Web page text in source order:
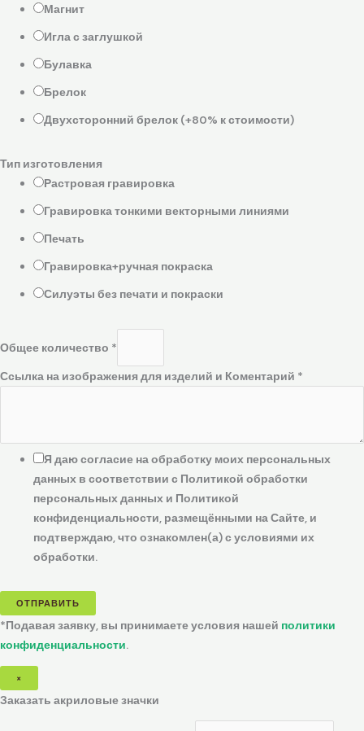
Магнит
Игла с заглушкой
Булавка
Брелок
Двухсторонний брелок (+80% к стоимости)
Тип изготовления
Растровая гравировка
Гравировка тонкими векторными линиями
Печать
Гравировка+ручная покраска
Силуэты без печати и покраски
Общее количество *
Ссылка на изображения для изделий и Коментарий *
Я даю согласие на обработку моих персональных
данных в соответствии с Политикой обработки
персональных данных и Политикой
конфиденциальности, размещёнными на Сайте, и
подтверждаю, что ознакомлен(а) с условиями их
обработки.
ОТПРАВИТЬ
*Подавая заявку, вы принимаете условия нашей политики
конфиденциальности.
×
Заказать акриловые значки